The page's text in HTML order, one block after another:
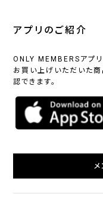
アプリのご紹介
ONLY MEMBERSアプリ
お買い上げいただいた
認できます。
メ